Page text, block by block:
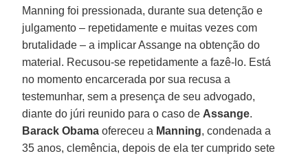
Manning foi pressionada, durante sua detenção e
julgamento – repetidamente e muitas vezes com
brutalidade – a implicar Assange na obtenção do
material. Recusou-se repetidamente a fazê-lo. Está
no momento encarcerada por sua recusa a
testemunhar, sem a presença de seu advogado,
diante do júri reunido para o caso de Assange.
Barack Obama ofereceu a Manning, condenada a
35 anos, clemência, depois de ela ter cumprido sete